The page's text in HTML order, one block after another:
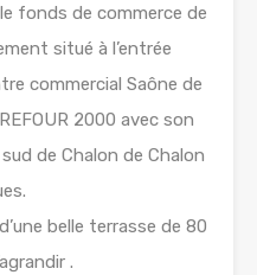
fonds de commerce de
situé à l’entrée
commercial Saône de
2000 avec son
de Chalon de Chalon
belle terrasse de 80
.